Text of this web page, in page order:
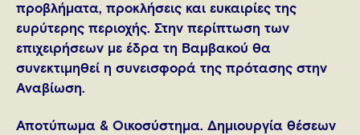
προβλήματα, προκλήσεις και ευκαιρίες της
ευρύτερης περιοχής. Στην περίπτωση των
επιχειρήσεων με έδρα τη Βαμβακού θα
συνεκτιμηθεί η συνεισφορά της πρότασης στην
Αναβίωση.
Αποτύπωμα & Οικοσύστημα. Δημιουργία θέσεων